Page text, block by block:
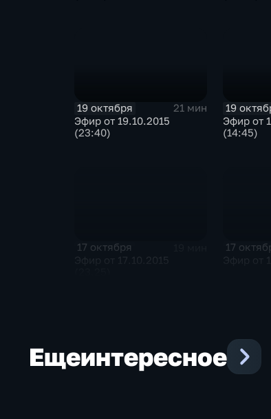
19 октября
21 мин
Эфир от 19.10.2015
(23:40)
19
Эфир от
(14:45)
17 октября 17
Ещеинтересное